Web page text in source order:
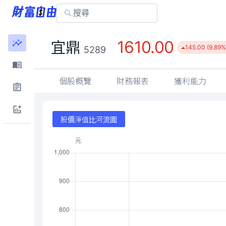
宜鼎 5289 1610.00 145.00
個股概覽 財務報表 獲利能力
股價淨值比河流圖